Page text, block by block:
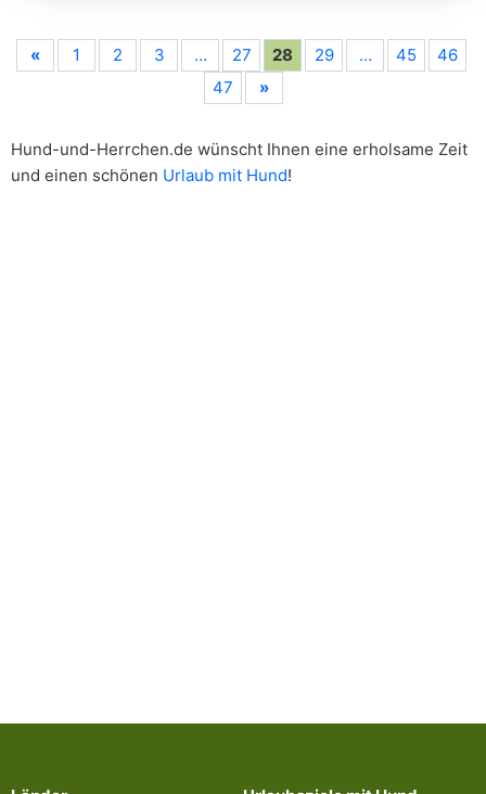
« 1 2 3 … 27 28 29 … 45
46
47
»
Hund-und-Herrchen.de wünscht Ihnen eine erholsame Zeit
und einen schönen Urlaub mit Hund!